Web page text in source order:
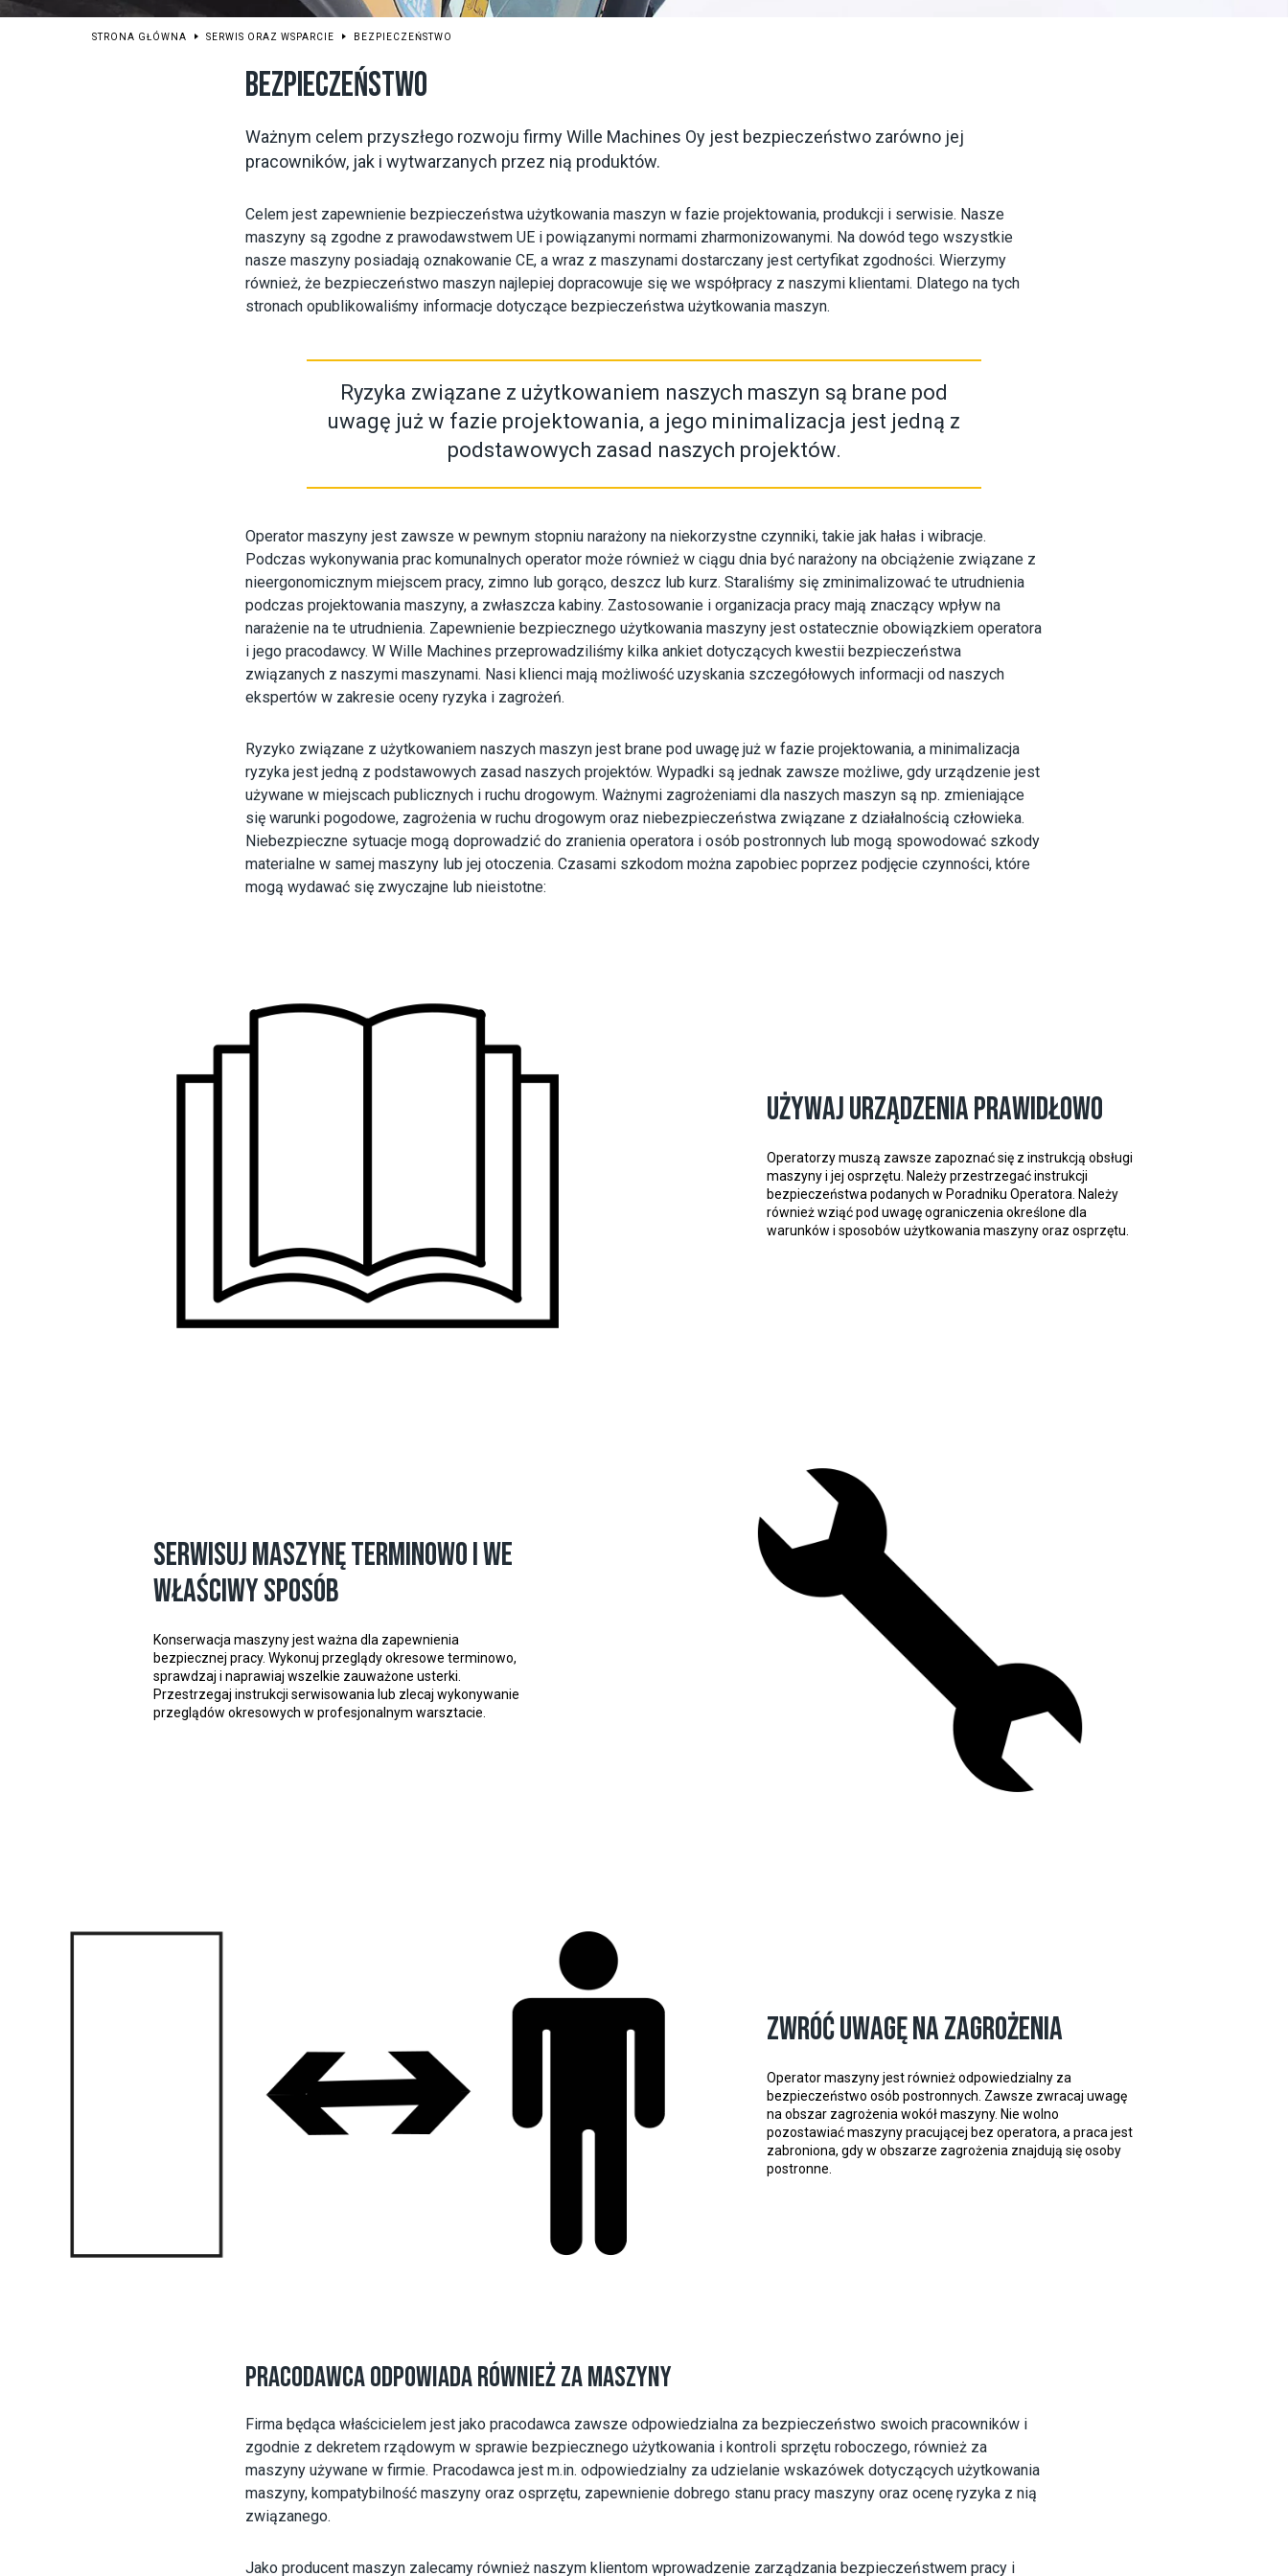
STRONA GŁÓWNA SERWIS ORAZ WSPARCIE BEZPIECZEŃSTWO
BEZPIECZEŃSTWO
Ważnym celem przyszłego rozwoju firmy Wille Machines Oy jest bezpieczeństwo zarówno jej
pracowników, jak i wytwarzanych przez nią produktów.
Celem jest zapewnienie bezpieczeństwa użytkowania maszyn w fazie projektowania, produkcji i serwisie. Nasze
maszyny są zgodne z prawodawstwem UE i powiązanymi normami zharmonizowanymi. Na dowód tego wszystkie
nasze maszyny posiadają oznakowanie CE, a wraz z maszynami dostarczany jest certyfikat zgodności. Wierzymy
również, że bezpieczeństwo maszyn najlepiej dopracowuje się we współpracy z naszymi klientami. Dlatego na tych
stronach opublikowaliśmy informacje dotyczące bezpieczeństwa użytkowania maszyn.
Ryzyka związane z użytkowaniem naszych maszyn są brane pod
uwagę już w fazie projektowania, a jego minimalizacja jest jedną z
podstawowych zasad naszych projektów.
Operator maszyny jest zawsze w pewnym stopniu narażony na niekorzystne czynniki, takie jak hałas i wibracje.
Podczas wykonywania prac komunalnych operator może również w ciągu dnia być narażony na obciążenie związane z
nieergonomicznym miejscem pracy, zimno lub gorąco, deszcz lub kurz. Staraliśmy się zminimalizować te utrudnienia
podczas projektowania maszyny, a zwłaszcza kabiny. Zastosowanie i organizacja pracy mają znaczący wpływ na
narażenie na te utrudnienia. Zapewnienie bezpiecznego użytkowania maszyny jest ostatecznie obowiązkiem operatora
i jego pracodawcy. W Wille Machines przeprowadziliśmy kilka ankiet dotyczących kwestii bezpieczeństwa
związanych z naszymi maszynami. Nasi klienci mają możliwość uzyskania szczegółowych informacji od naszych
ekspertów w zakresie oceny ryzyka i zagrożeń.
Ryzyko związane z użytkowaniem naszych maszyn jest brane pod uwagę już w fazie projektowania, a minimalizacja
ryzyka jest jedną z podstawowych zasad naszych projektów. Wypadki są jednak zawsze możliwe, gdy urządzenie jest
używane w miejscach publicznych i ruchu drogowym. Ważnymi zagrożeniami dla naszych maszyn są np. zmieniające
się warunki pogodowe, zagrożenia w ruchu drogowym oraz niebezpieczeństwa związane z działalnością człowieka.
Niebezpieczne sytuacje mogą doprowadzić do zranienia operatora i osób postronnych lub mogą spowodować szkody
materialne w samej maszyny lub jej otoczenia. Czasami szkodom można zapobiec poprzez podjęcie czynności, które
mogą wydawać się zwyczajne lub nieistotne:
Używaj urządzenia prawidłowo
Operatorzy muszą zawsze zapoznać się z instrukcją obsługi
maszyny i jej osprzętu. Należy przestrzegać instrukcji
bezpieczeństwa podanych w Poradniku Operatora. Należy
również wziąć pod uwagę ograniczenia określone dla
warunków i sposobów użytkowania maszyny oraz osprzętu.
Serwisuj maszynę terminowo i we
właściwy sposób
Konserwacja maszyny jest ważna dla zapewnienia
bezpiecznej pracy. Wykonuj przeglądy okresowe terminowo,
sprawdzaj i naprawiaj wszelkie zauważone usterki.
Przestrzegaj instrukcji serwisowania lub zlecaj wykonywanie
przeglądów okresowych w profesjonalnym warsztacie.
Zwróć uwagę na zagrożenia
Operator maszyny jest również odpowiedzialny za
bezpieczeństwo osób postronnych. Zawsze zwracaj uwagę
na obszar zagrożenia wokół maszyny. Nie wolno
pozostawiać maszyny pracującej bez operatora, a praca jest
zabroniona, gdy w obszarze zagrożenia znajdują się osoby
postronne.
PRACODAWCA ODPOWIADA RÓWNIEŻ ZA MASZYNY
Firma będąca właścicielem jest jako pracodawca zawsze odpowiedzialna za bezpieczeństwo swoich pracowników i
zgodnie z dekretem rządowym w sprawie bezpiecznego użytkowania i kontroli sprzętu roboczego, również za
maszyny używane w firmie. Pracodawca jest m.in. odpowiedzialny za udzielanie wskazówek dotyczących użytkowania
maszyny, kompatybilność maszyny oraz osprzętu, zapewnienie dobrego stanu pracy maszyny oraz ocenę ryzyka z nią
związanego.
Jako producent maszyn zalecamy również naszym klientom wprowadzenie zarządzania bezpieczeństwem pracy i